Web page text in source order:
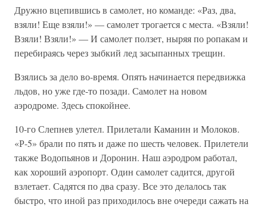
Дружно вцепившись в самолет, но команде: «Раз, два,
взяли! Еще взяли!» — самолет трогается с места. «Взяли!
Взяли! Взяли!» — И самолет ползет, ныряя по ропакам и
перебираясь через зыбкий лед засыпанных трещин.
Взялись за дело во-время. Опять начинается передвижка
льдов, но уже где-то позади. Самолет на новом
аэродроме. Здесь спокойнее.
10-го Слепнев улетел. Прилетали Каманин и Молоков.
«Р-5» брали по пять и даже по шесть человек. Прилетели
также Водопьянов и Доронин. Наш аэродром работал,
как хороший аэропорт. Один самолет садится, другой
взлетает. Садятся по два сразу. Все это делалось так
быстро, что иной раз приходилось вне очереди сажать на